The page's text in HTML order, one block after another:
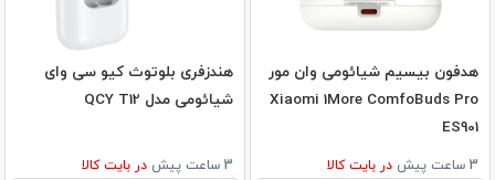
هدفون بیسیم شیائومی وان مور
Xiaomi 1More ComfoBuds Pro
ES901
3 ساعت پیش در بایت کالا
هندزفری بلوتوث کیو سی وای
شیائومی مدل QCY T12
3 ساعت پیش در بایت کالا